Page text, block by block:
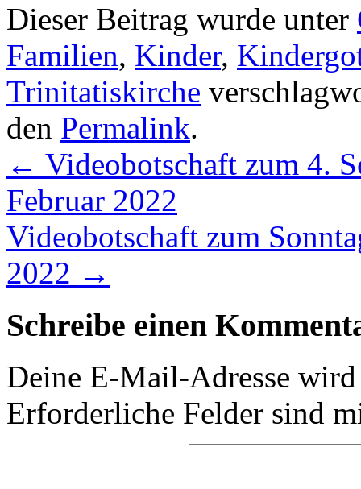
Dieser Beitrag wurde unter
Familien, Kinder,
Trinitatiskirche
den Permalink.
← Videobotschaft zum 4.
Februar 2022
Videobotschaft zum
2022 →
Schreibe einen
Deine E-Mail-Adresse
Erforderliche Felder sind